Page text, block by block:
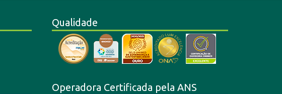
Qualidade
Operadora Certificada pela ANS